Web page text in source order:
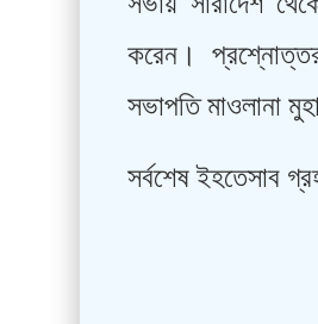
করেন।
সভাপতি মাওলানা
সর্বশেষ ইহতেসাব